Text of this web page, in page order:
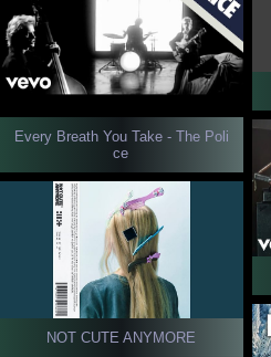
Every Breath You Take - The Poli
ce
NOT CUTE ANYMORE